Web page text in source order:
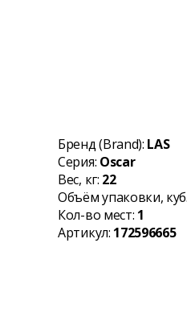
Бренд (Brand): LAS
Серия: Oscar
Вес, кг: 22
Объём упаковки,
Кол-во мест: 1
Артикул: 172596665